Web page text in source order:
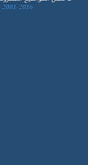
2016